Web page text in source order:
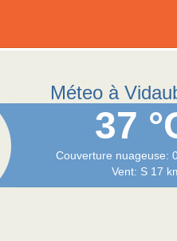
Méteo à
37
Couverture nuageuse:
Vent: S 17